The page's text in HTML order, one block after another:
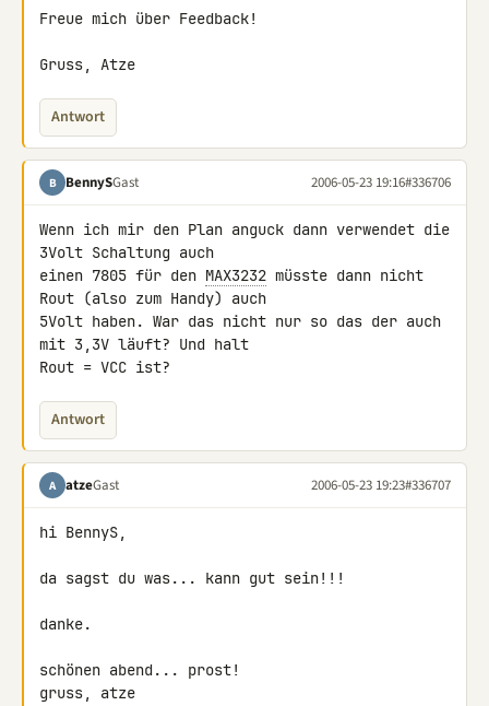
Freue mich über Feedback!
Gruss, Atze
Antwort
B BennySGast 2006-05-23 19:16#336706
Wenn ich mir den Plan anguck dann verwendet die
3Volt Schaltung auch
einen 7805 für den MAX3232 müsste dann nicht
Rout (also zum Handy) auch
5Volt haben. War das nicht nur so das der auch
mit 3,3V läuft? Und halt
Rout = VCC ist?
Antwort
A atzeGast 2006-05-23 19:23#336707
hi BennyS,
da sagst du was... kann gut sein!!!
danke.
schönen abend... prost!
gruss, atze